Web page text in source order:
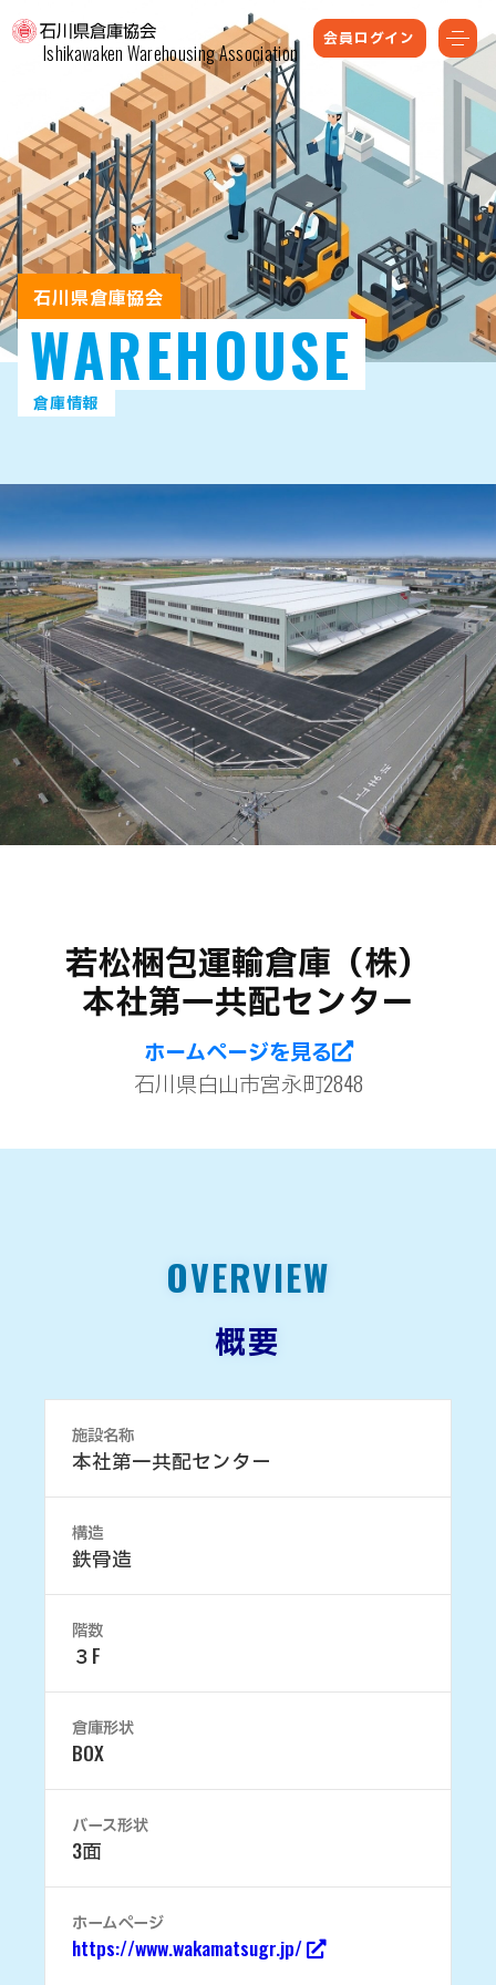
Ishikawaken Warehousing Association
会員ログイン
石川県倉庫協会
WAREHOUSE
倉庫情報
若松梱包運輸倉庫（株）
本社第一共配センター
ホームページを見る
石川県白山市宮永町2848
OVERVIEW
概要
施設名称
本社第一共配センター
構造
鉄骨造
階数
３F
倉庫形状
BOX
バース形状
3面
ホームページ
https://www.wakamatsugr.jp/